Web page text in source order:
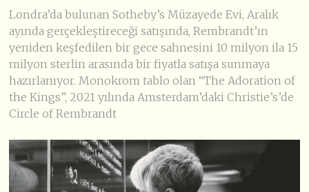
Londra’da bulunan Sotheby’s Müzayede Evi, Aralık
ayında gerçekleştireceği satışında, Rembrandt’ın
yeniden keşfedilen bir gece sahnesini 10 milyon ila 15
milyon sterlin arasında bir fiyatla satışa sunmaya
hazırlanıyor. Monokrom tablo olan “The Adoration of
the Kings”, 2021 yılında Amsterdam’daki Christie’s’de
Circle of Rembrandt